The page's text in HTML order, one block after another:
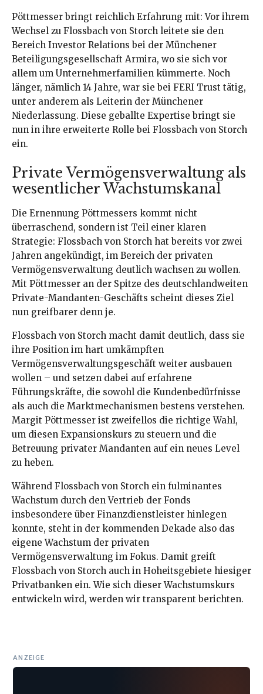
Pöttmesser bringt reichlich Erfahrung mit: Vor ihrem
Wechsel zu Flossbach von Storch leitete sie den
Bereich Investor Relations bei der Münchener
Beteiligungsgesellschaft Armira, wo sie sich vor
allem um Unternehmerfamilien kümmerte. Noch
länger, nämlich 14 Jahre, war sie bei FERI Trust tätig,
unter anderem als Leiterin der Münchener
Niederlassung. Diese geballte Expertise bringt sie
nun in ihre erweiterte Rolle bei Flossbach von Storch
ein.
Private Vermögensverwaltung als
wesentlicher Wachstumskanal
Die Ernennung Pöttmessers kommt nicht
überraschend, sondern ist Teil einer klaren
Strategie: Flossbach von Storch hat bereits vor zwei
Jahren angekündigt, im Bereich der privaten
Vermögensverwaltung deutlich wachsen zu wollen.
Mit Pöttmesser an der Spitze des deutschlandweiten
Private-Mandanten-Geschäfts scheint dieses Ziel
nun greifbarer denn je.
Flossbach von Storch macht damit deutlich, dass sie
ihre Position im hart umkämpften
Vermögensverwaltungsgeschäft weiter ausbauen
wollen – und setzen dabei auf erfahrene
Führungskräfte, die sowohl die Kundenbedürfnisse
als auch die Marktmechanismen bestens verstehen.
Margit Pöttmesser ist zweifellos die richtige Wahl,
um diesen Expansionskurs zu steuern und die
Betreuung privater Mandanten auf ein neues Level
zu heben.
Während Flossbach von Storch ein fulminantes
Wachstum durch den Vertrieb der Fonds
insbesondere über Finanzdienstleister hinlegen
konnte, steht in der kommenden Dekade also das
eigene Wachstum der privaten
Vermögensverwaltung im Fokus. Damit greift
Flossbach von Storch auch in Hoheitsgebiete hiesiger
Privatbanken ein. Wie sich dieser Wachstumskurs
entwickeln wird, werden wir transparent berichten.
ANZEIGE